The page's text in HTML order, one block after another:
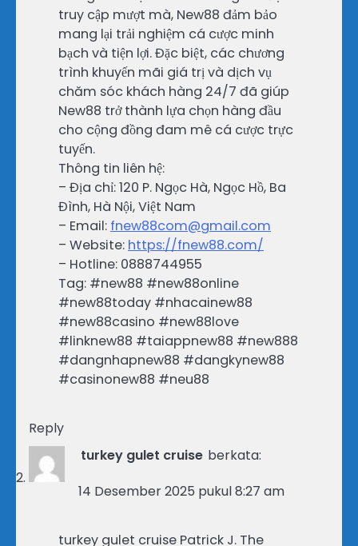
truy cập mượt mà, New88 đảm bảo
mang lại trải nghiệm cá cược minh
bạch và tiện lợi. Đặc biệt, các chương
trình khuyến mãi giá trị và dịch vụ
chăm sóc khách hàng 24/7 đã giúp
New88 trở thành lựa chọn hàng đầu
cho cộng đồng đam mê cá cược trực
tuyến.
Thông tin liên hệ:
– Địa chỉ: 120 P. Ngọc Hà, Ngọc Hồ, Ba
Đình, Hà Nội, Việt Nam
– Email: fnew88com@gmail.com
– Website: https://fnew88.com/
– Hotline: 0888744955
Tag: #new88 #new88online
#new88today #nhacainew88
#new88casino #new88love
#linknew88 #taiappnew88 #new888
#dangnhapnew88 #dangkynew88
#casinonew88 #neu88
Reply
turkey gulet cruise berkata:
14 Desember 2025 pukul 8:27 am
turkey gulet cruise Patrick J. The